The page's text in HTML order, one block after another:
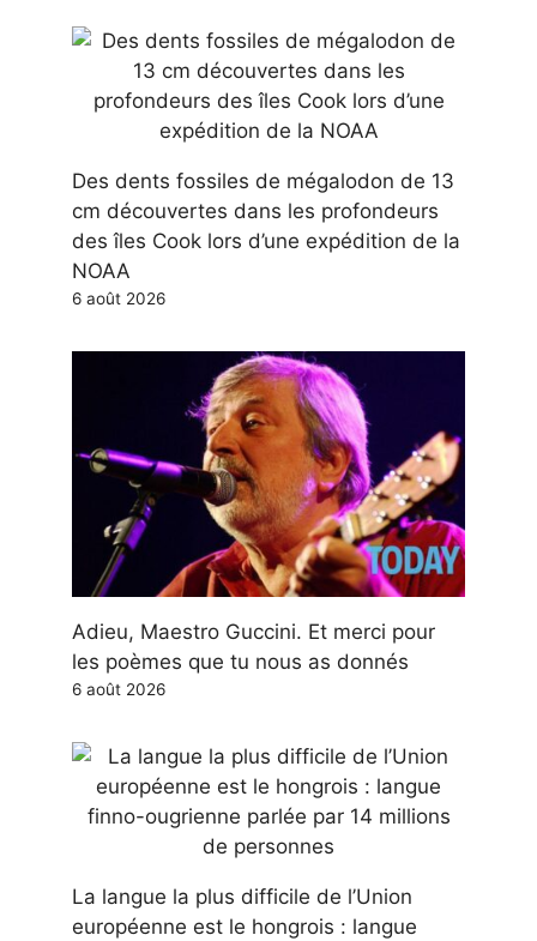
Des dents fossiles de mégalodon de 13
cm découvertes dans les profondeurs
des îles Cook lors d’une expédition de la
NOAA
6 août 2026
Adieu, Maestro Guccini. Et merci pour
les poèmes que tu nous as donnés
6 août 2026
La langue la plus difficile de l’Union
européenne est le hongrois : langue